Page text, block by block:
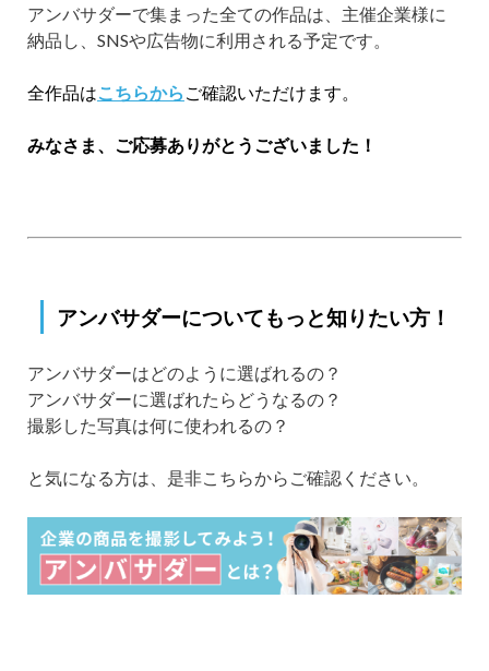
アンバサダーで集まった全ての作品は、主催企業様に
納品し、SNSや広告物に利用される予定です。
全作品はこちらから ご確認いただけます。
みなさま、ご応募ありがとうございました！
アンバサダーについてもっと知りたい方！
アンバサダーはどのように選ばれるの？
アンバサダーに選ばれたらどうなるの？
撮影した写真は何に使われるの？
と気になる方は、是非こちらからご確認ください。